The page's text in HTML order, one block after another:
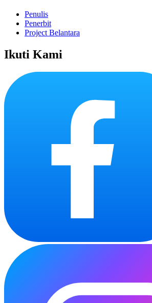
Penulis
Penerbit
Project Belantara
Ikuti Kami